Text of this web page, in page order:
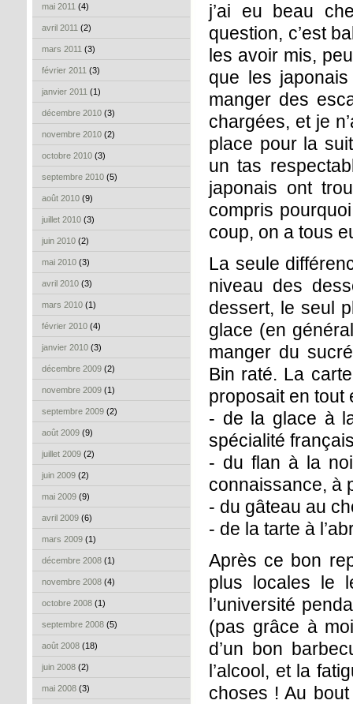
mai 2011 (4)
avril 2011 (2)
mars 2011 (3)
février 2011 (3)
janvier 2011 (1)
décembre 2010 (3)
novembre 2010 (2)
octobre 2010 (3)
septembre 2010 (5)
août 2010 (9)
juillet 2010 (3)
juin 2010 (2)
mai 2010 (3)
avril 2010 (3)
mars 2010 (1)
février 2010 (4)
janvier 2010 (3)
décembre 2009 (2)
novembre 2009 (1)
septembre 2009 (2)
août 2009 (9)
juillet 2009 (2)
juin 2009 (2)
mai 2009 (9)
avril 2009 (6)
mars 2009 (1)
décembre 2008 (1)
novembre 2008 (4)
octobre 2008 (1)
septembre 2008 (5)
août 2008 (18)
juin 2008 (2)
mai 2008 (3)
j’ai eu beau
question, c’est
les avoir mis,
que les japonais
manger des
chargées, et je
place pour la
un tas
japonais ont
compris
coup, on a tous
La seule
niveau des
dessert, le seul
glace (en
manger du
Bin raté. La
proposait en tout
- de la glace à
spécialité
- du flan à la
connaissance, à
- du gâteau au
- de la tarte à
Après ce bon
plus locales le
l’université
(pas grâce à
d’un bon
l’alcool, et la
choses ! Au